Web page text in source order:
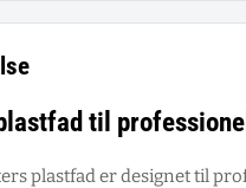
til
plastfad er designet til